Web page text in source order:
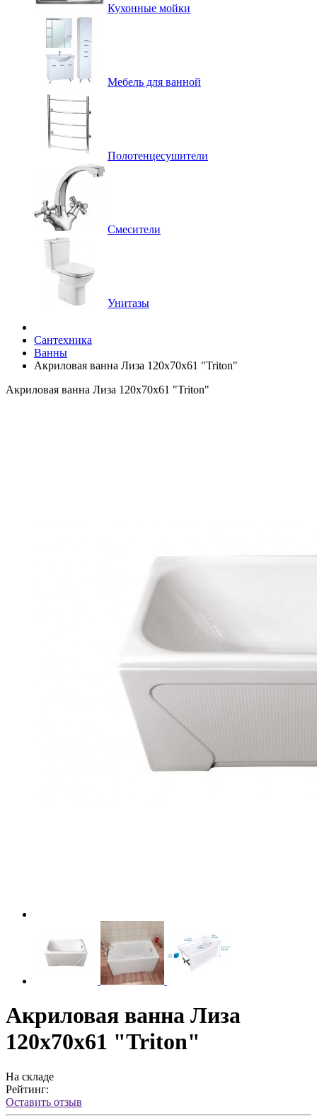
Кухонные мойки
Мебель для ванной
Полотенцесушители
Смесители
Унитазы
Сантехника
Ванны
Акриловая ванна Лиза 120x70x61 "Triton"
Акриловая ванна Лиза 120x70x61 "Triton"
Акриловая ванна Лиза
120x70x61 "Triton"
На складе
Рейтинг:
Оставить отзыв